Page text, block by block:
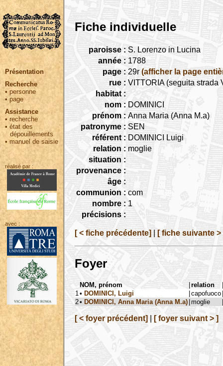
Présentation
Recherche
• personne
•page
Assistance
• recherche
•état des
dépouillements
•manuel de saisie
réalisé par :
avec :
Fiche individuelle
paroisse : S. Lorenzo in Lucina
année : 1788
page : 29r (afficher la page
rue : VITTORIA (seguita
habitat :
nom : DOMINICI
prénom : Anna Maria (Anna M.a)
patronyme : SEN
référent : DOMINICI Luigi
relation : moglie
situation :
provenance :
âge :
communion : com
nombre : 1
précisions :
[ < fiche précédente] [ fiche suivante >
Foyer
NOM, prénom |relation
|
1 • DOMINICI, Luigi |capofuoco |
2• DOMINICI, Anna Maria (Anna M.a) |moglie |
[ < foyer précédent] [ foyer suivant > ]